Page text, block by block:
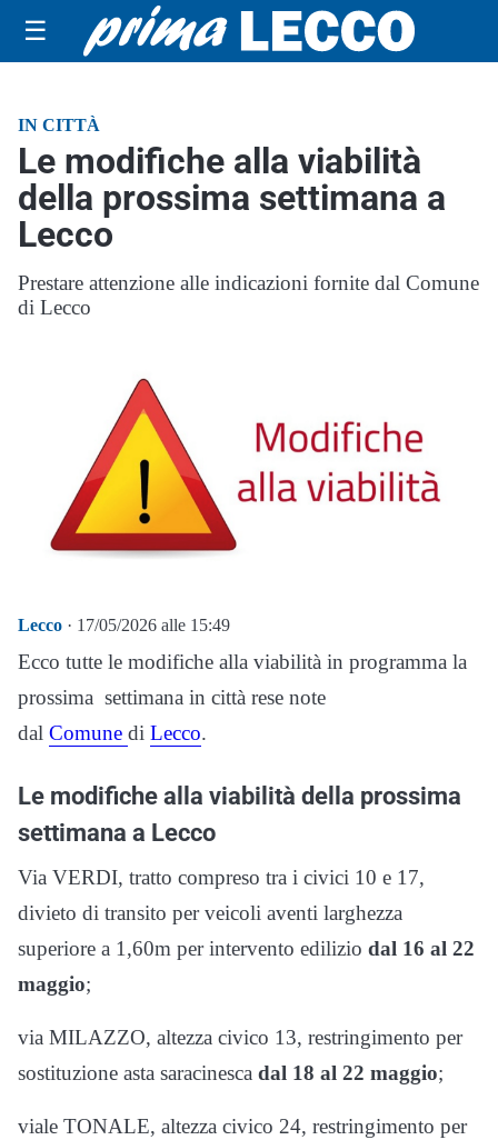
☰
IN CITTÀ
Le modifiche alla viabilità
della prossima settimana a
Lecco
Prestare attenzione alle indicazioni fornite dal Comune
di Lecco
Lecco · 17/05/2026 alle 15:49
Ecco tutte le modifiche alla viabilità in programma la
prossima settimana in città rese note
dal Comune di Lecco.
Le modifiche alla viabilità della prossima
settimana a Lecco
Via VERDI, tratto compreso tra i civici 10 e 17,
divieto di transito per veicoli aventi larghezza
superiore a 1,60m per intervento edilizio dal 16 al 22
maggio;
via MILAZZO, altezza civico 13, restringimento per
sostituzione asta saracinesca dal 18 al 22 maggio;
viale TONALE, altezza civico 24, restringimento per